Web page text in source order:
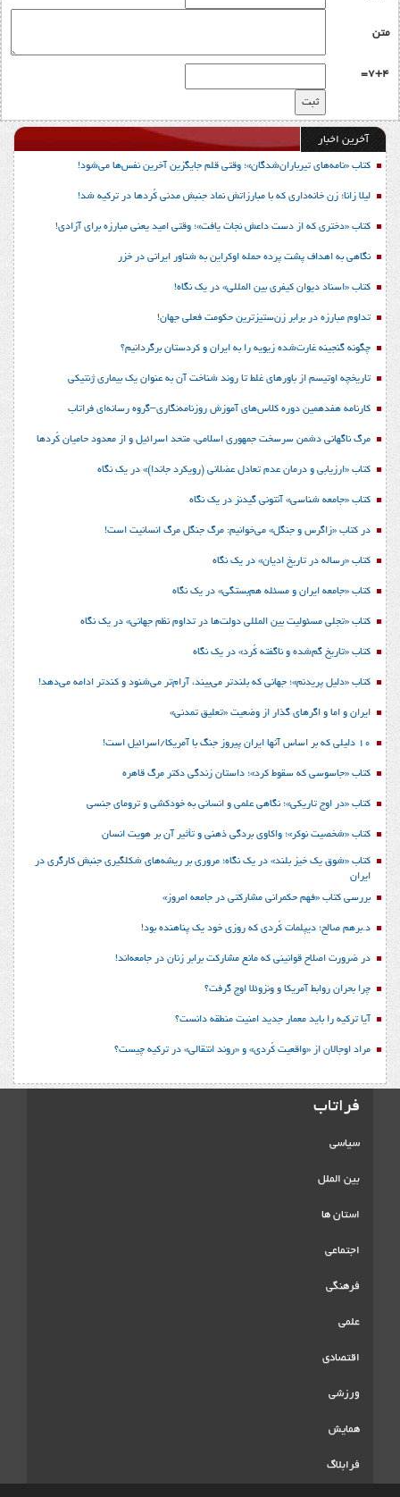
متن
7+4=
آخرین اخبار
کتاب «نامه‌های تیرباران‌شدگان»؛ وقتی قلم جایگزین آخرین نفس‌ها می‌شود!
لیلا زانا؛ زن خانه‌داری که با مبارزاتش نماد جنبش مدنی کُردها در ترکیه شد!
کتاب «دختری که از دست داعش نجات یافت»؛ وقتی امید یعنی مبارزه برای آزادی!
نگاهی به اهداف پشت پرده حمله اوکراین به شناور ایرانی در خزر
کتاب «اسناد دیوان کیفری بین المللی» در یک نگاه!
تداوم مبارزه در برابر زن‌ستیزترین حکومت فعلی جهان!
چگونه گنجینه غارت‌شده زیویه را به ایران و کردستان برگردانیم؟
تاریخچه اوتیسم از باورهای غلط تا روند شناخت آن به عنوان یک بیماری ژنتیکی
کارنامه هفدهمین دوره کلاس‌های آموزش روزنامه‌نگاری–گروه رسانه‌ای فراتاب
مرگ ناگهانی دشمن سرسخت جمهوری اسلامی، متحد اسرائیل و از معدود حامیان کُردها
کتاب «ارزیابی و درمان عدم تعادل عضلانی (رویکرد جاندا)» در یک نگاه
کتاب «جامعه شناسی» آنتونی گیدنز در یک نگاه
در کتاب «زاگرس و جنگل» می‌خوانیم: مرگ جنگل مرگ انسانیت است!
کتاب «رساله در تاریخ ادیان» در یک نگاه
کتاب «جامعه ایران و مسئله هم‌بستگی» در یک نگاه
کتاب «تجلی مسئولیت بین المللی دولت‌ها در تداوم نظم جهانی» در یک نگاه
کتاب «تاریخ گم‌شده و ناگفته کُرد» در یک نگاه
کتاب «دلیل پریدنم»؛ جهانی که بلندتر می‌بیند، آرام‌تر می‌شنود و کندتر ادامه می‌دهد!
ایران و اما و اگرهای گذار از وضعیت «تعلیق تمدنی»
10 دلیلی که بر اساس آنها ایران پیروز جنگ با آمریکا/اسرائیل است!
کتاب «جاسوسی که سقوط کرد»؛ داستان زندگی دکتر مرگ قاهره
کتاب «در اوج تاریکی»؛ نگاهی علمی و انسانی به خودکشی و ترومای جنسی
کتاب «شخصیت نوکر»؛ واکاوی بردگی ذهنی و تأثیر آن بر هویت انسان
کتاب «شوق یک خیز بلند» در یک نگاه؛ مروری بر ریشه‌های شکل‎گیری جنبش کارگری در
ایران
بررسی کتاب «فهم حکمرانی مشارکتی در جامعه امروز»
د.برهم صالح؛ دیپلمات کُردی که روزی خود یک پناهنده بود!
در ضرورت اصلاح قوانینی که مانع مشارکت برابر زنان در جامعه‌اند!
چرا بحران روابط آمریکا و ونزوئلا اوج گرفت؟
آیا ترکیه را باید معمار جدید امنیت منطقه دانست؟
مراد اوجالان از «واقعیت کُردی» و «روند انتقالی» در ترکیه چیست؟
فراتاب
سیاسی
بین الملل
استان ها
اجتماعی
فرهنگی
علمی
اقتصادی
ورزشی
همایش
فرابلاگ